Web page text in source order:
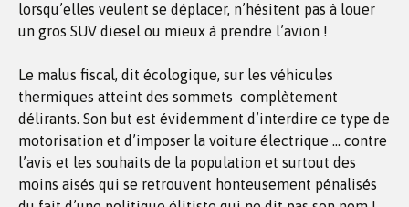
lorsqu’elles veulent se déplacer, n’hésitent pas à louer
un gros SUV diesel ou mieux à prendre l’avion !
Le malus fiscal, dit écologique, sur les véhicules
thermiques atteint des sommets complètement
délirants. Son but est évidemment d’interdire ce type de
motorisation et d’imposer la voiture électrique … contre
l’avis et les souhaits de la population et surtout des
moins aisés qui se retrouvent honteusement pénalisés